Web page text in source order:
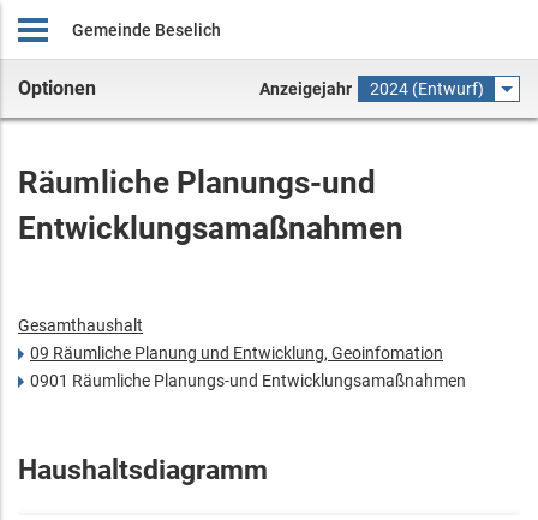
Gemeinde Beselich
Optionen Anzeigejahr 2024 (Entwurf)
Räumliche Planungs-und
Entwicklungsamaßnahmen
Gesamthaushalt
09 Räumliche Planung und Entwicklung, Geoinfomation
0901 Räumliche Planungs-und Entwicklungsamaßnahmen
Haushaltsdiagramm